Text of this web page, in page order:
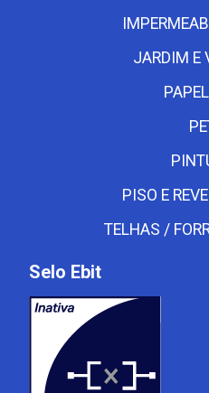
JARDIM E
PISO E
TELHAS /
Selo Ebit